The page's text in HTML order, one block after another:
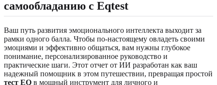
самообладанию с Eqtest
Ваш путь развития эмоционального интеллекта выходит за
рамки одного балла. Чтобы по-настоящему овладеть своими
эмоциями и эффективно общаться, вам нужны глубокое
понимание, персонализированное руководство и
практические шаги. Этот отчет от ИИ разработан как ваш
надежный помощник в этом путешествии, превращая простой
тест EQ в мощный инструмент для личного и